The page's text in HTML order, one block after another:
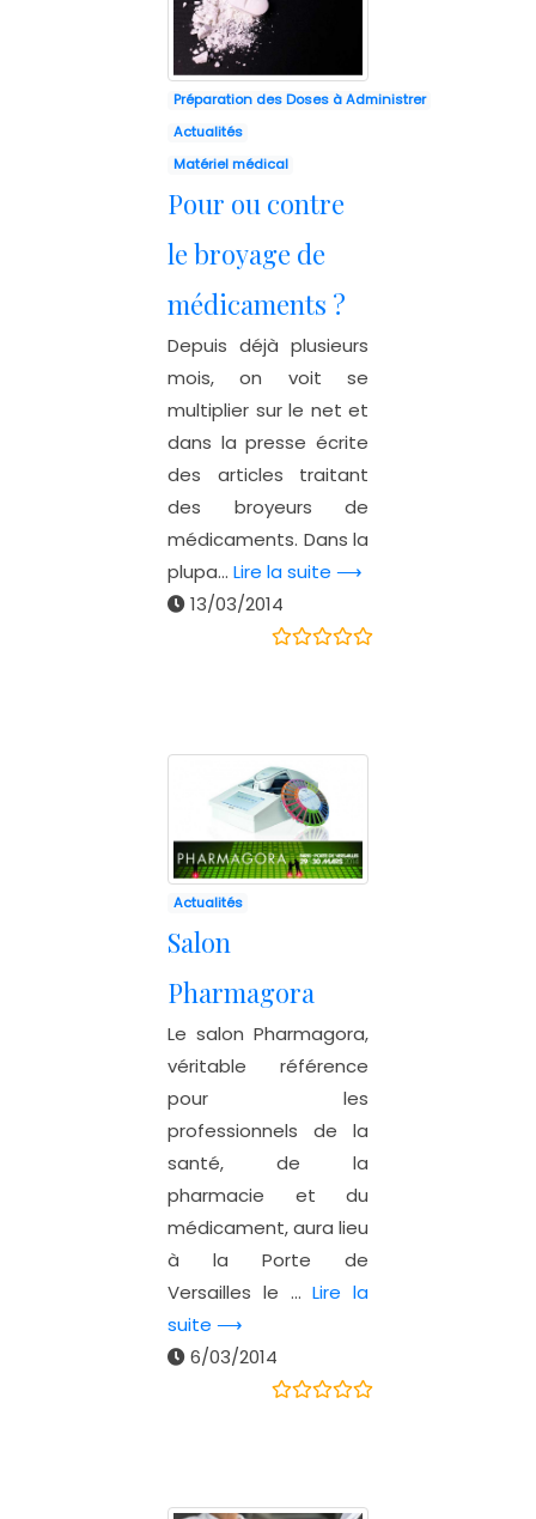
Préparation des Doses à Administrer
Actualités
Matériel médical
Pour ou contre
le broyage de
médicaments ?
Depuis déjà plusieurs
mois, on voit se
multiplier sur le net et
dans la presse écrite
des articles traitant
des broyeurs de
médicaments. Dans la
plupa... Lire la suite ⟶
13/03/2014
Actualités
Salon
Pharmagora
Le salon Pharmagora,
véritable référence
pour les
professionnels de la
santé, de la
pharmacie et du
médicament, aura lieu
à la Porte de
Versailles le ...Lire la
suite ⟶
6/03/2014